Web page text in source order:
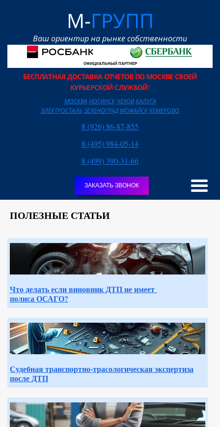
М-ГРУПП
Ваш ориентир на рынке собственности
ОФИЦИАЛЬНЫЙ ПАРТНЕР
БЕСПЛАТНАЯ ДОСТАВКА ОТЧЕТОВ ПО МОСКВЕ СВОЕЙ
КУРЬЕРСКОЙ СЛУЖБОЙ!
МОСКВА НОГИНСК ЧЕХОВ КАЛУГА
ЭЛЕКТРОСТАЛЬ ЗЕЛЕНОГРАДМОЖАЙСККЕМЕРОВО
8 (926) 86-87-855
8 (495) 984-05-14
8 (499) 390-31-66
ЗАКАЗАТЬ ЗВОНОК
ПОЛЕЗНЫЕ СТАТЬИ
Что делать если виновник ДТП не имеет
полиса ОСАГО?
Судебная транспортно-трасологическая экспертиза
после ДТП